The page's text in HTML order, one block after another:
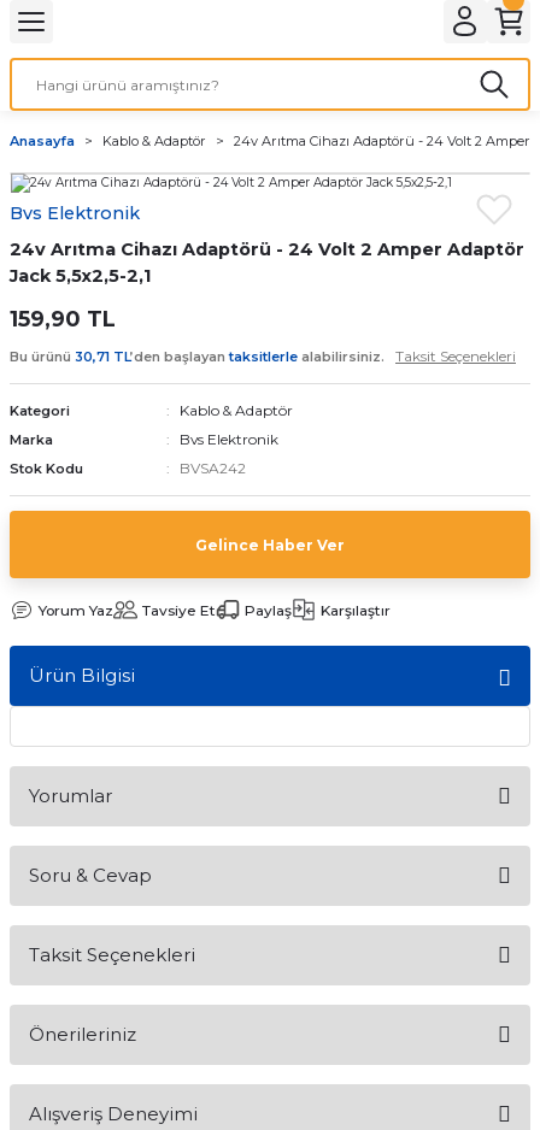
Anasayfa Kablo & Adaptör 24v Arıtma Cihazı Adaptörü - 24 Volt 2 Amper
Bvs Elektronik
24v Arıtma Cihazı Adaptörü - 24 Volt 2 Amper Adaptör
Jack 5,5x2,5-2,1
159,90 TL
Bu ürünü 30,71 TL’den başlayantaksitlerle alabilirsiniz. Taksit Seçenekleri
Kategori Kablo & Adaptör
Marka Bvs Elektronik
Stok Kodu BVSA242
Gelince Haber Ver
Yorum Yaz Tavsiye Et Paylaş Karşılaştır
Ürün Bilgisi
Yorumlar
Soru & Cevap
Taksit Seçenekleri
Önerileriniz
konularda yetersiz gördüğünüz noktaları öneri formunu
Alışveriş Deneyimi